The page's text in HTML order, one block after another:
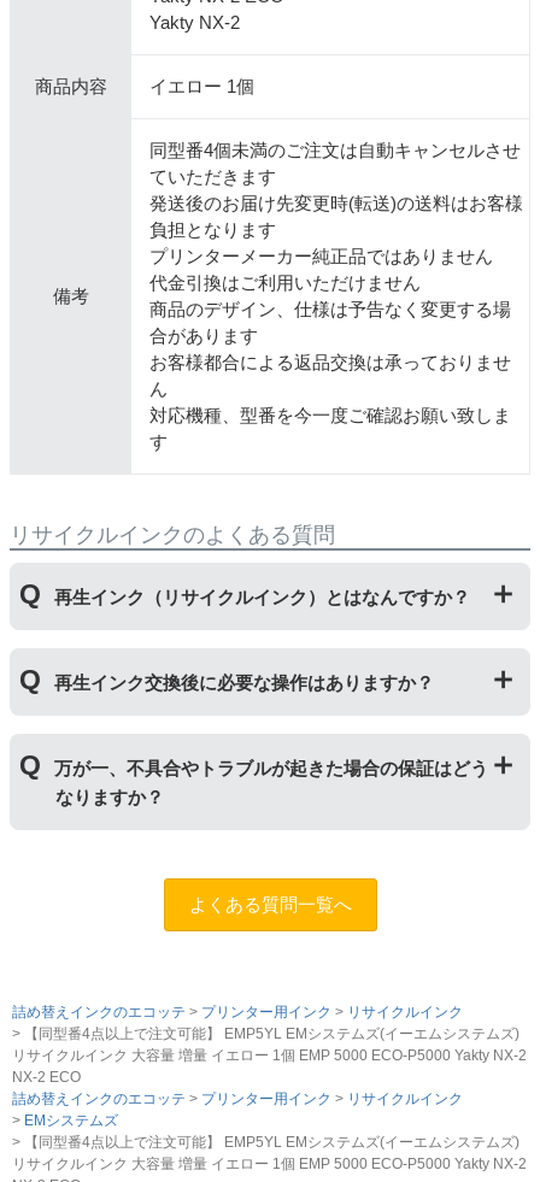
Yakty NX-2
商品内容 イエロー 1個
備考
同型番4個未満のご注文は自動キャンセルさせ
ていただきます
発送後のお届け先変更時(転送)の送料はお客様
負担となります
プリンターメーカー純正品ではありません
代金引換はご利用いただけません
商品のデザイン、仕様は予告なく変更する場
合があります
お客様都合による返品交換は承っておりませ
ん
対応機種、型番を今一度ご確認お願い致しま
す
リサイクルインクのよくある質問
再生インク（リサイクルインク）とはなんですか？
にて洗浄やインク充填をしたうえで、再度販売している
商品です。純正品に比べて、印刷代を節約することがで
きます。
再生インク交換後に必要な操作はありますか？
無効操作」が必要となる場合がございます。プリンター
やパソコンにインク残量は表示されなくなりますが、ス
トップボタンを5秒以上押していただくとご使用いただ
純正品と同様にインク残量表示が必要なお客様は商品名
[残量表示あり]と記載された商品
万が一、不具合やトラブルが起きた場合の保証はどう
なりますか？
お問い合わせフォーム
よくある質問一覧へ
詰め替えインクのエコッテ プリンター用インク
リサイクルインク
【同型番4点以上で注文可能】 EMP5YL EMシステムズ(イーエムシステムズ)
リサイクルインク 大容量 増量 イエロー 1個 EMP 5000 ECO-P5000 Yakty NX-2
NX-2 ECO
詰め替えインクのエコッテ
プリンター用インク
リサイクルインク
EMシステムズ
【同型番4点以上で注文可能】 EMP5YL EMシステムズ(イーエムシステムズ)
リサイクルインク 大容量 増量 イエロー 1個 EMP 5000 ECO-P5000 Yakty NX-2